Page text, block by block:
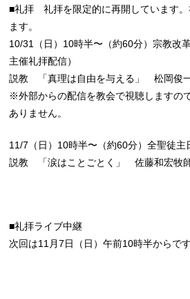
■礼拝 礼拝を限定的に再開しています
ます。
10/31（日）10時半〜（約60分）宗教改
主催礼拝配信）
説教 「真理は自由を与える」 松岡俊
※外部からの配信を教会で視聴しますの
ありません。
11/7（日）10時半〜（約60分）全聖徒主
説教 「涙はことごとく」 佐藤和宏牧
■礼拝ライブ中継
次回は11月7日（日）午前10時半からです